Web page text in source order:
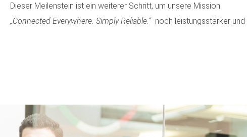
Dieser Meilenstein ist ein weiterer Schritt, um unsere Mission
„Connected Everywhere. Simply Reliable.“noch leistungsstärker und